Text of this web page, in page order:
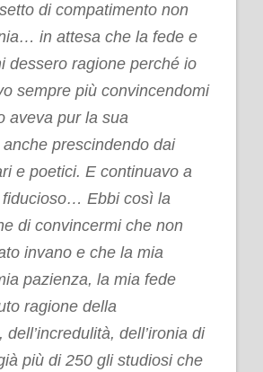
di compatimento non
in attesa che la fede e
dessero ragione perché io
sempre più convincendomi
aveva pur la sua
prescindendo dai
e poetici. E continuavo a
fiducioso… Ebbi così la
di convincermi che non
invano e che la mia
pazienza, la mia fede
ragione della
dell’ironia di
più di 250 gli studiosi che